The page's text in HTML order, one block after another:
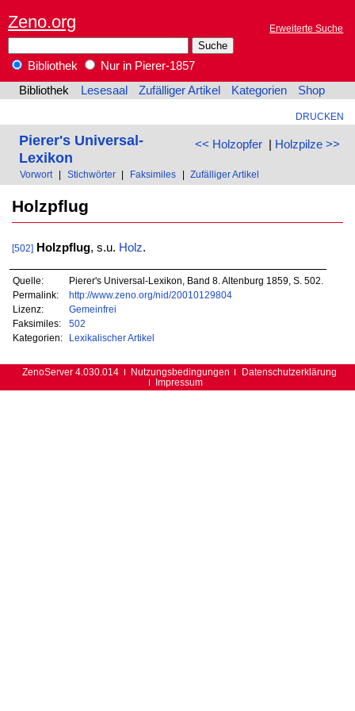
Zeno.org Erweiterte Suche
Bibliothek
Nur in Pierer-1857
Bibliothek
Lesesaal Zufälliger Artikel Kategorien Shop
DRUCKEN
<< Holzopfer| Holzpilze >>
Pierer's Universal-
Lexikon
Vorwort Stichwörter Faksimiles Zufälliger Artikel
Holzpflug
[502] Holzpflug, s.u. Holz.
Quelle:
Pierer's Universal-Lexikon, Band 8. Altenburg 1859, S. 502.
Permalink:
http://www.zeno.org/nid/20010129804
Lizenz:
Gemeinfrei
Faksimiles:
502
Kategorien:
Lexikalischer Artikel
ZenoServer 4.030.014 Nutzungsbedingungen
Datenschutzerklärung
Impressum